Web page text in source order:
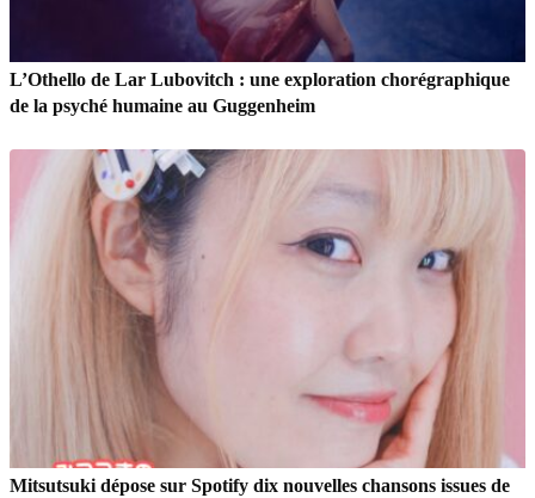
L’Othello de Lar Lubovitch : une exploration chorégraphique
de la psyché humaine au Guggenheim
Mitsutsuki dépose sur Spotify dix nouvelles chansons issues de